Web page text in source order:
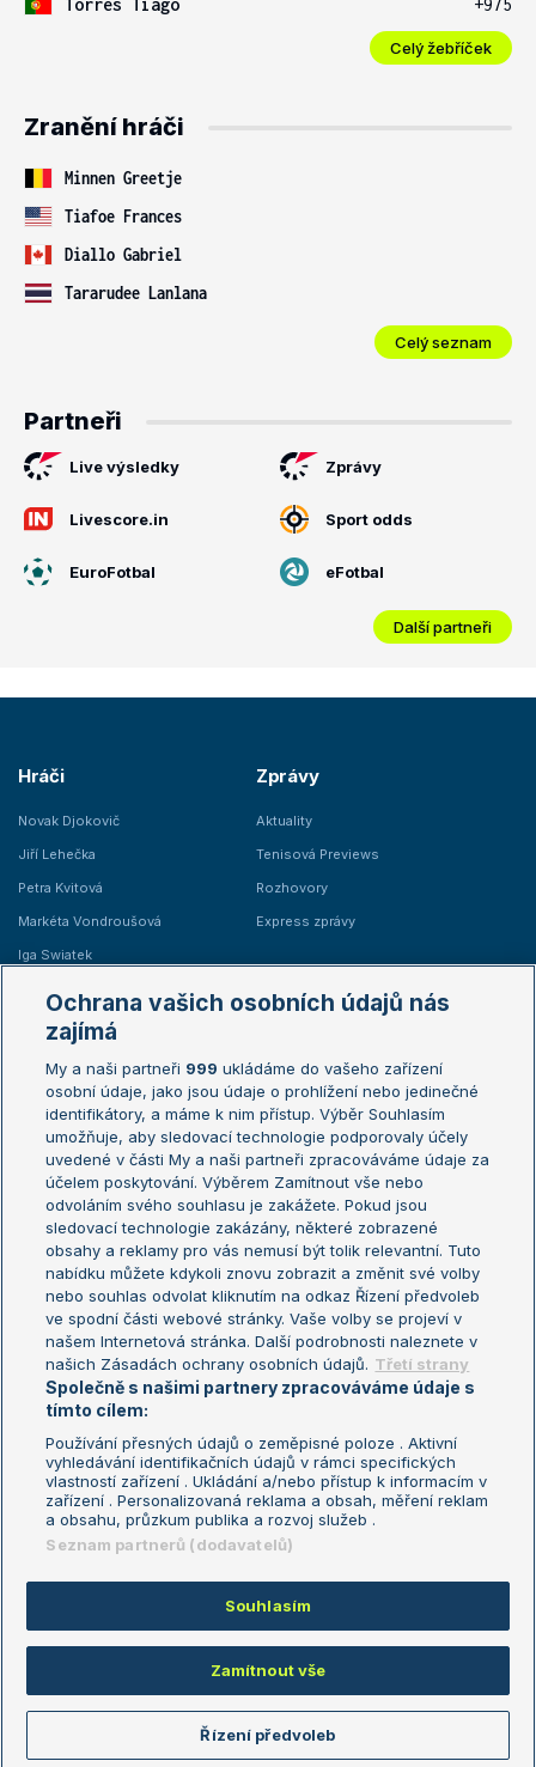
Torres Tiago
+975
Celý žebříček
Zranění hráči
Minnen Greetje
Tiafoe Frances
Diallo Gabriel
Tararudee Lanlana
Celý seznam
Partneři
Live výsledky Zprávy
Livescore.in Sport odds
EuroFotbal eFotbal
Další partneři
Hráči
Novak Djokovič
Jiří Lehečka
Petra Kvitová
Markéta Vondroušová
Iga Swiatek
Zprávy
Aktuality
Tenisová Previews
Rozhovory
Express zprávy
Žebříčky
Žebříček ATP (muži)
Žebříček WTA (ženy)
Sázkařský žebříček
Australian Open
French Open
Wimbledon
US Open
Turnaj mistrů
Turnaj mistryň
Aktualní trendy
Fotbalové přestupy
Livesport Daily
LS Prague Open
Podmínky užití
Nastavení soukromí
GDPR a žurnalistika
Reklama
Kontakt
Informace o zpracování osobních
údajů
Copyright © 2008-2026 TenisPortal.cz. Využíváme zpravodajství ČTK.
Ochrana vašich osobních údajů nás
zajímá
My a naši partneři 999 ukládáme do vašeho zařízení
osobní údaje, jako jsou údaje o prohlížení nebo jedinečné
identifikátory, a máme k nim přístup. Výběr Souhlasím
umožňuje, aby sledovací technologie podporovaly účely
uvedené v části My a naši partneři zpracováváme údaje za
účelem poskytování. Výběrem Zamítnout vše nebo
odvoláním svého souhlasu je zakážete. Pokud jsou
sledovací technologie zakázány, některé zobrazené
obsahy a reklamy pro vás nemusí být tolik relevantní. Tuto
nabídku můžete kdykoli znovu zobrazit a změnit své volby
nebo souhlas odvolat kliknutím na odkaz Řízení předvoleb
ve spodní části webové stránky. Vaše volby se projeví v
našem Internetová stránka. Další podrobnosti naleznete v
našich Zásadách ochrany osobních údajů. Třetí strany
Společně s našimi partnery zpracováváme údaje s
tímto cílem:
Používání přesných údajů o zeměpisné poloze . Aktivní
vyhledávání identifikačních údajů v rámci specifických
vlastností zařízení . Ukládání a/nebo přístup k informacím v
zařízení . Personalizovaná reklama a obsah, měření reklam
a obsahu, průzkum publika a rozvoj služeb .
Seznam partnerů (dodavatelů)
Souhlasím
Zamítnout vše
Řízení předvoleb